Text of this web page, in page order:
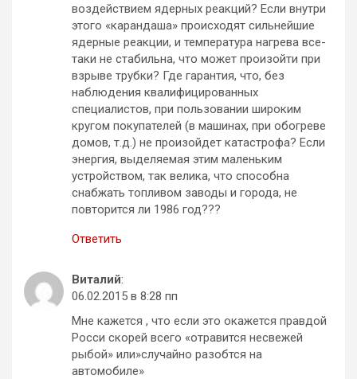
воздействием ядерных реакций? Если внутри
этого «карандаша» происходят сильнейшие
ядерные реакции, и температура нагрева все-
таки не стабильна, что может произойти при
взрыве трубки? Где гарантия, что, без
наблюдения квалифицированных
специалистов, при пользовании широким
кругом покупателей (в машинах, при обогреве
домов, т.д.) не произойдет катастрофа? Если
энергия, выделяемая этим маленьким
устройством, так велика, что способна
снабжать топливом заводы и города, не
повторится ли 1986 год???
Ответить
Виталий:
06.02.2015 в 8:28 пп
Мне кажется , что если это окажется правдой
Росси скорей всего «отравится несвежей
рыбой» или»случайно разобтся на
автомобиле»